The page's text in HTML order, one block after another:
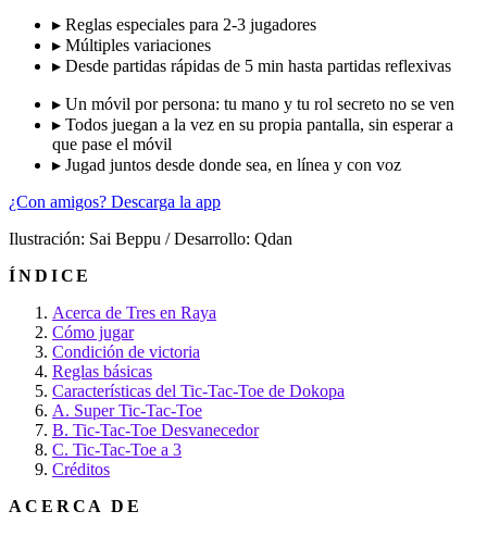
▸ Reglas especiales para 2-3 jugadores
▸ Múltiples variaciones
▸ Desde partidas rápidas de 5 min hasta partidas reflexivas
▸ Un móvil por persona: tu mano y tu rol secreto no se ven
▸ Todos juegan a la vez en su propia pantalla, sin esperar a
que pase el móvil
▸ Jugad juntos desde donde sea, en línea y con voz
¿Con amigos? Descarga la app
Ilustración: Sai Beppu / Desarrollo: Qdan
ÍNDICE
Acerca de Tres en Raya
Cómo jugar
Condición de victoria
Reglas básicas
Características del Tic-Tac-Toe de Dokopa
A. Super Tic-Tac-Toe
B. Tic-Tac-Toe Desvanecedor
C. Tic-Tac-Toe a 3
Créditos
ACERCA DE